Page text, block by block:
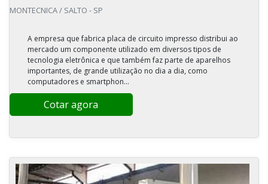
MONTECNICA / SALTO - SP
A empresa que fabrica placa de circuito impresso distribui ao
mercado um componente utilizado em diversos tipos de
tecnologia eletrônica e que também faz parte de aparelhos
importantes, de grande utilização no dia a dia, como
computadores e smartphon...
Cotar agora